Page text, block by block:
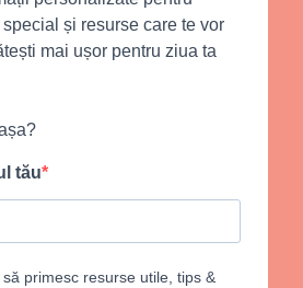
și resurse care te vor
mai ușor pentru ziua ta
tău
primesc resurse utile, tips &